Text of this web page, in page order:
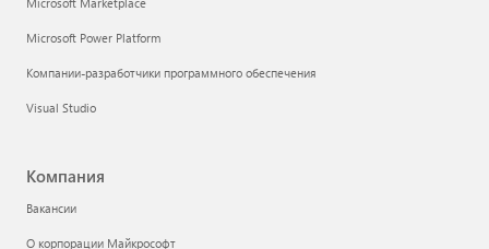
Microsoft Power Platform
Компании-разработчики программного обеспечения
Visual Studio
Компания
Вакансии
О корпорации Майкрософт